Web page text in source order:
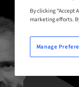
By clicking “Accept
marketing efforts.
Manage